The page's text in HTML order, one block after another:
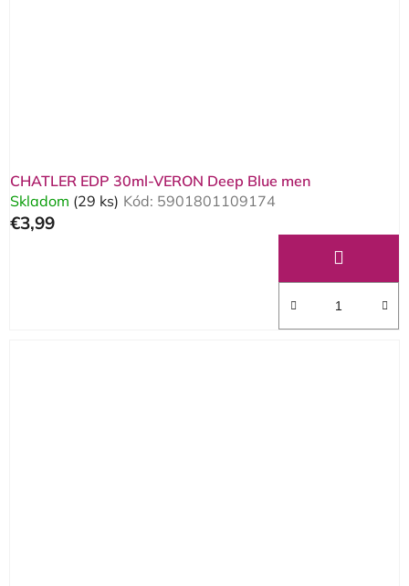
CHATLER EDP 30ml-VERON Deep Blue men
Skladom (29 ks) Kód: 5901801109174
€3,99